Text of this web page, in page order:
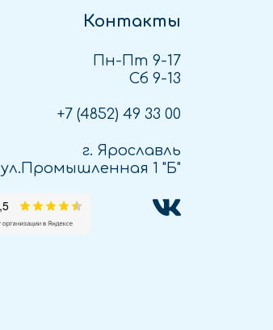
Контакты
Пн-Пт 9-17
Сб 9-13
+7 (4852) 49 33 00
г. Ярославль
ул.Промышленная 1 "Б"